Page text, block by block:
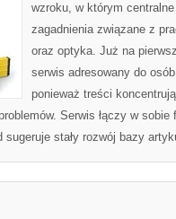
wzroku, w którym
zagadnienia związane z
oraz optyka. Już na
serwis adresowany do
ponieważ treści
Serwis łączy w
sugeruje stały rozwój bazy